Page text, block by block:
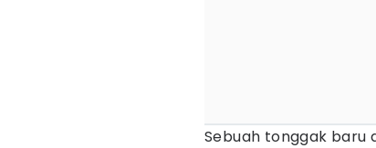
Sebuah tonggak baru